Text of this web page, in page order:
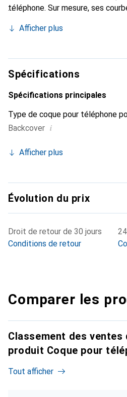
téléphone. Sur mesure, ses
et indispensable de votre
marque Noreve est un choix sûr
exigeante.
Afficher plus
Spécifications
Spécifications principales
Type de coque pour téléphone
Backcover i
Afficher plus
Évolution du prix
Droit de retour de 30 jours
Conditions de retour
Comparer les
Classement des ventes
produit Coque pour
Tout afficher